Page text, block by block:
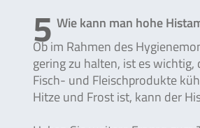
5 Wie kann man hohe
Ob im Rahmen des
gering zu halten, ist es
Fisch- und Fleischprodukte
Hitze und Frost ist, kann der